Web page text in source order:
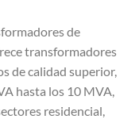
de
transformadores
de calidad superior,
hasta los 10 MVA,
residencial,